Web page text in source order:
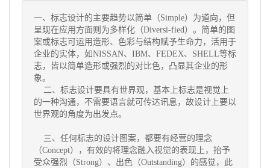
一、标志设计的主要趋势以简单（Simple）为道向，但
呈现在应用方面则为多样化（Diversi-fied）。简单的图
案或标志可运用造形、色彩与结构赋予生命力，活用于
企业的实体，如NISSAN、IBM、FEDEX、SHELL等标
志，皆以简单造形或强烈的对比色，凸显其企业的形
象。
二、 标志设计要具有世界观，基本上标志是视觉上
的一种沟通，不需要语言就可传达讯息，故设计上要以
世界观的角度为出发点。
三、任何标志的设计图案，都要有经营的理念
（Concept），有效的将理念融入视觉的表现上，抬予
受众强烈（Strong）、出色（Outstanding）的感觉，此